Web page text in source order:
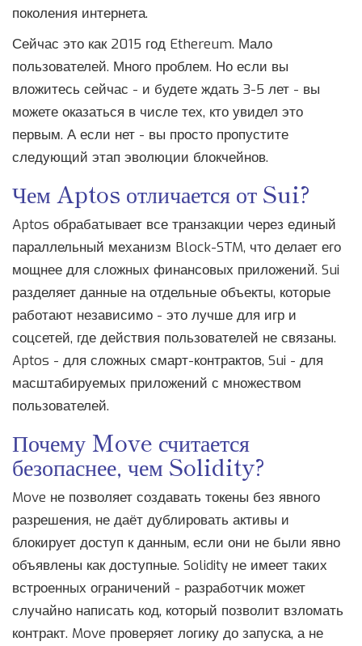
поколения интернета.
Сейчас это как 2015 год Ethereum. Мало
пользователей. Много проблем. Но если вы
вложитесь сейчас - и будете ждать 3-5 лет - вы
можете оказаться в числе тех, кто увидел это
первым. А если нет - вы просто пропустите
следующий этап эволюции блокчейнов.
Чем Aptos отличается от Sui?
Aptos обрабатывает все транзакции через единый
параллельный механизм Block-STM, что делает его
мощнее для сложных финансовых приложений. Sui
разделяет данные на отдельные объекты, которые
работают независимо - это лучше для игр и
соцсетей, где действия пользователей не связаны.
Aptos - для сложных смарт-контрактов, Sui - для
масштабируемых приложений с множеством
пользователей.
Почему Move считается
безопаснее, чем Solidity?
Move не позволяет создавать токены без явного
разрешения, не даёт дублировать активы и
блокирует доступ к данным, если они не были явно
объявлены как доступные. Solidity не имеет таких
встроенных ограничений - разработчик может
случайно написать код, который позволит взломать
контракт. Move проверяет логику до запуска, а не